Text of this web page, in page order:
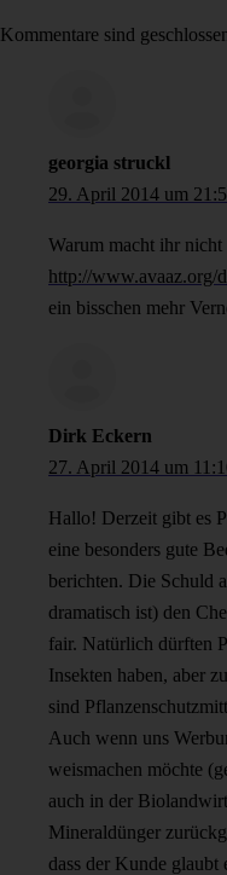
Kommentare sind
georgia struckl
29. April 2014 um
Warum macht ihr
http://www.avaaz.org/
ein bisschen mehr
Dirk Eckern
27. April 2014 um
Hallo! Derzeit gibt es
eine besonders gute
berichten. Die Schuld
dramatisch ist) den
fair. Natürlich dürften
Insekten haben, aber
sind
Auch wenn uns
weismachen möchte
auch in der
Mineraldünger
dass der Kunde